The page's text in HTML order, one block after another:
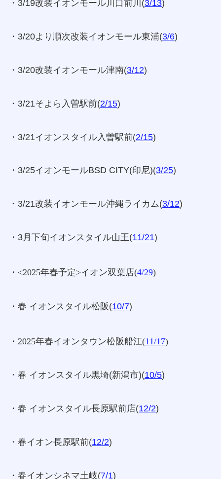
・3/19改装イオンモール川口前川(3/13)
・3/20より順次改装イオンモール東浦(3/6)
・3/20改装イオンモール津南(3/12)
・3/21そよら入曽駅前(2/15)
・3/21イオンスタイル入曽駅前(2/15)
・3/25イオンモールBSD CITY(印尼)(3/25)
・3/21改装イオンモール沖縄ライカム(3/12)
・3月下旬イオンスタイル山王(11/21)
・<2025年春予定>イオン双葉店(4/29)
・春 イオンスタイル松阪(10/7)
・2025年春イオンタウン松阪船江(11/17)
・春 イオンスタイル黒埼(新潟市)(10/5)
・春 イオンスタイル長原駅前店(12/2)
・春イオン長原駅前(12/2)
・春イオンシネマ土岐(7/1)